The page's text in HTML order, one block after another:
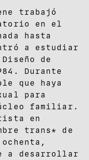
trabajó
en el
hasta
a estudiar
de
Durante
que haya
para
familiar.
en
trans* de
a desarrollar